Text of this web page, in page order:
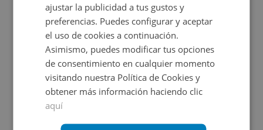
Nave Industrial en venta en Acedos , 7
Impuestos no incluidos
39.800€
295m2 2Baños
ajustar la publicidad a tus gustos y
preferencias. Puedes configurar y aceptar
el uso de cookies a continuación.
Asimismo, puedes modificar tus opciones
de consentimiento en cualquier momento
visitando nuestra Política de Cookies y
obtener más información haciendo clic
aquí